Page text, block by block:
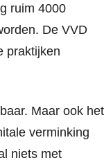
ruim 4000
De VVD
praktijken
Maar ook het
verminking
niets met